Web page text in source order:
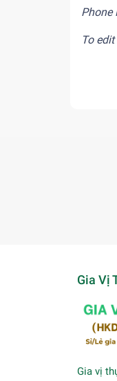
Phone
To
Gia Vị
Gia vị